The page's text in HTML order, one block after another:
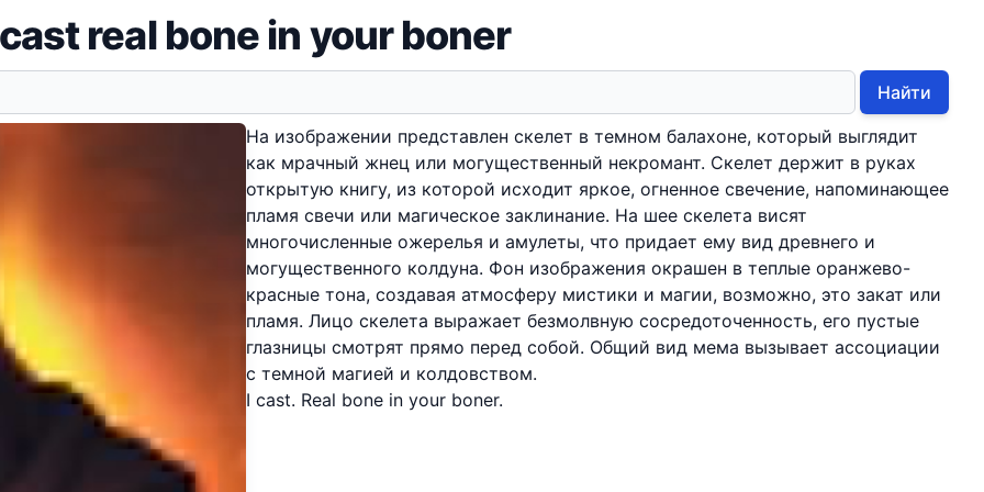
real bone in your boner
Найти
На изображении представлен скелет в темном балахоне, который выглядит
как мрачный жнец или могущественный некромант. Скелет держит в руках
открытую книгу, из которой исходит яркое, огненное свечение, напоминающее
пламя свечи или магическое заклинание. На шее скелета висят
многочисленные ожерелья и амулеты, что придает ему вид древнего и
могущественного колдуна. Фон изображения окрашен в теплые оранжево-
красные тона, создавая атмосферу мистики и магии, возможно, это закат или
пламя. Лицо скелета выражает безмолвную сосредоточенность, его пустые
глазницы смотрят прямо перед собой. Общий вид мема вызывает ассоциации
с темной магией и колдовством.
I cast. Real bone in your boner.